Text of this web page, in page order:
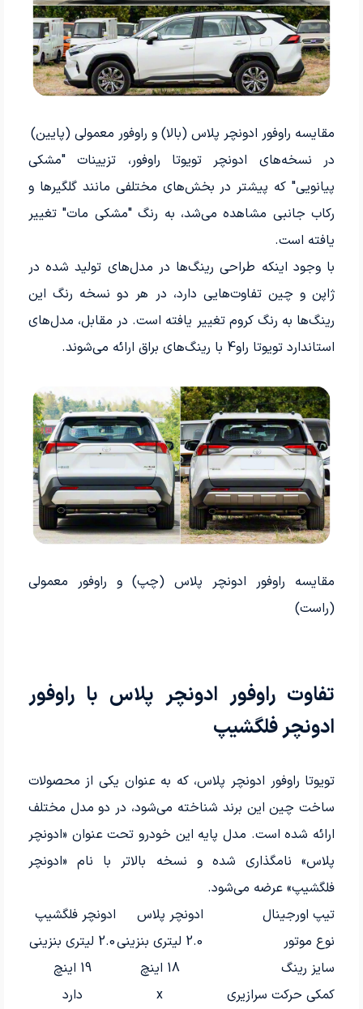
مقایسه راوفور ادونچر پلاس (بالا) و راوفور معمولی (پایین)
در نسخه‌های ادونچر تویوتا راوفور، تزیینات "مشکی
پیانویی" که پیشتر در بخش‌های مختلفی مانند گلگیرها و
رکاب جانبی مشاهده می‌شد، به رنگ "مشکی مات" تغییر
یافته است.
با وجود اینکه طراحی رینگ‌ها در مدل‌های تولید شده در
ژاپن و چین تفاوت‌هایی دارد، در هر دو نسخه رنگ این
رینگ‌ها به رنگ کروم تغییر یافته است. در مقابل، مدل‌های
استاندارد تویوتا راو4 با رینگ‌های براق ارائه می‌شوند.
مقایسه راوفور ادونچر پلاس (چپ) و راوفور معمولی
(راست)
تفاوت راوفور ادونچر پلاس با راوفور
ادونچر فلگشیپ
تویوتا راوفور ادونچر پلاس، که به عنوان یکی از محصولات
ساخت چین این برند شناخته می‌شود، در دو مدل مختلف
ارائه شده است. مدل پایه این خودرو تحت عنوان «ادونچر
پلاس» نامگذاری شده و نسخه بالاتر با نام «ادونچر
فلگشیپ» عرضه می‌شود.
تیپ اورجینال ادونچر پلاس
ادونچر فلگشیپ
نوع موتور
2.0 لیتری بنزینی
2.0 لیتری بنزینی
سایز رینگ
18 اینچ
19 اینچ
کمکی حرکت سرازیری
x
دارد